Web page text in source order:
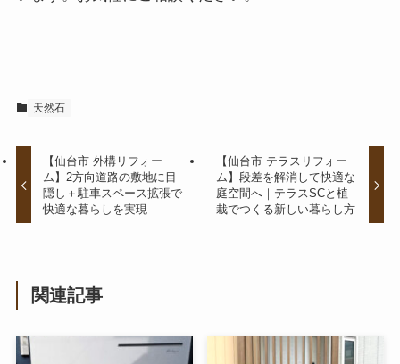
天然石
【仙台市 外構リフォー
ム】2方向道路の敷地に目
隠し＋駐車スペース拡張で
快適な暮らしを実現
【仙台市 テラスリフォー
ム】段差を解消して快適な
庭空間へ｜テラスSCと植
栽でつくる新しい暮らし方
関連記事